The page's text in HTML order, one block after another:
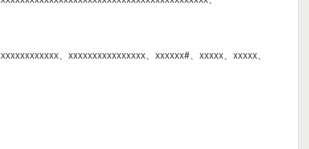
、xxxxxxxxxxxxxxxx、xxxxxx#、xxxxx、xxxxx、